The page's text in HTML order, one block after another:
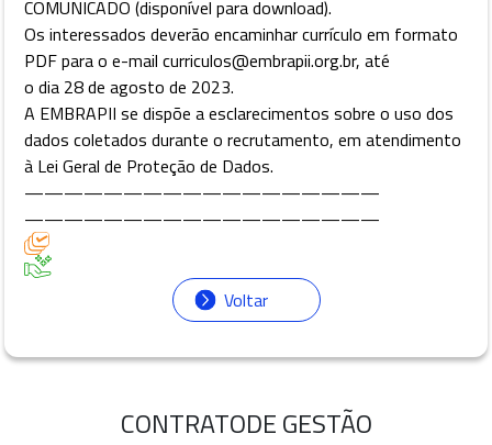
COMUNICADO (disponível para download).
Os interessados deverão encaminhar currículo em formato
PDF para o e-mail curriculos@embrapii.org.br, até
o dia 28 de agosto de 2023.
A EMBRAPII se dispõe a esclarecimentos sobre o uso dos
dados coletados durante o recrutamento, em atendimento
à Lei Geral de Proteção de Dados.
——————————————————
——————————————————
Voltar
CONTRATODE GESTÃO